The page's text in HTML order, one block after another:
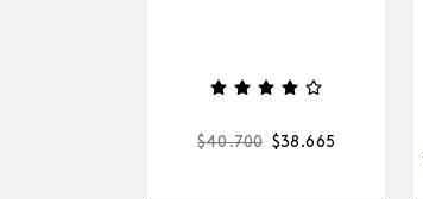
$40.700 $38 .665